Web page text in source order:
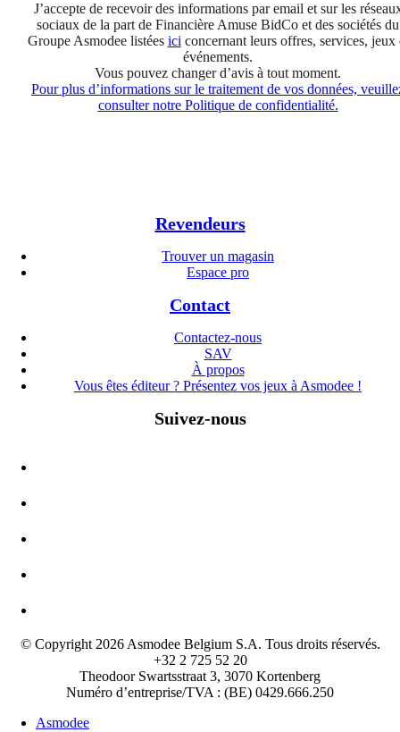
J’accepte de recevoir des informations par email et sur les
sociaux de la part de Financière Amuse BidCo et des sociétés du
Groupe Asmodee listées ici concernant leurs offres, services, jeux
événements.
Vous pouvez changer d’avis à tout moment.
Pour plus d’informations sur le traitement de vos données,
consulter notre Politique de confidentialité.
Revendeurs
Trouver un magasin
Espace pro
Contact
Contactez-nous
SAV
À propos
Vous êtes éditeur ? Présentez vos jeux à Asmodee !
Suivez-nous
© Copyright 2026 Asmodee Belgium S.A. Tous droits réservés.
+32 2 725 52 20
Theodoor Swartsstraat 3, 3070 Kortenberg
Numéro d’entreprise/TVA : (BE) 0429.666.250
Asmodee